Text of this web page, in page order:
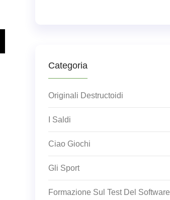
Categoria
Originali Destructoidi
I Saldi
Ciao Giochi
Gli Sport
Formazione Sul Test Del Software